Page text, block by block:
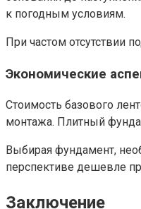
к погодным условиям.
При частом отсутствии
Экономические
Стоимость базового
монтажа. Плитный
Выбирая фундамент,
перспективе дешевле
Заключение